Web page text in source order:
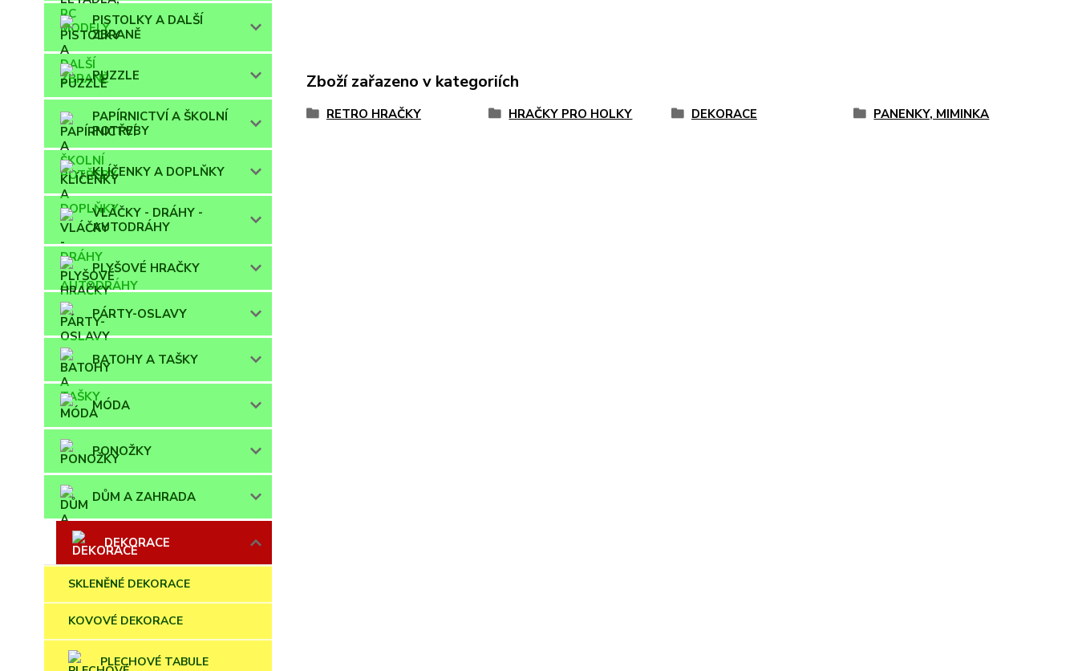
PISTOLKY A DALŠÍ
ZBRANĚ
PUZZLE
PAPÍRNICTVÍ A ŠKOLNÍ
POTŘEBY
KLÍČENKY A DOPLŇKY
VLÁČKY - DRÁHY -
AUTODRÁHY
PLYŠOVÉ HRAČKY
PÁRTY-OSLAVY
BATOHY A TAŠKY
MÓDA
PONOŽKY
DŮM A ZAHRADA
DEKORACE
SKLENĚNÉ DEKORACE
KOVOVÉ DEKORACE
PLECHOVÉ TABULE
Zboží zařazeno v kategoriích
RETRO HRAČKY HRAČKY PRO HOLKY DEKORACE PANENKY, MIMINKA